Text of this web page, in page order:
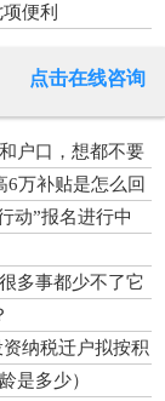
便利
点击在线咨询
户口，想都不要
万补贴是怎么回
动”报名进行中
多事都少不了它
纳税迁户拟按积
是多少）